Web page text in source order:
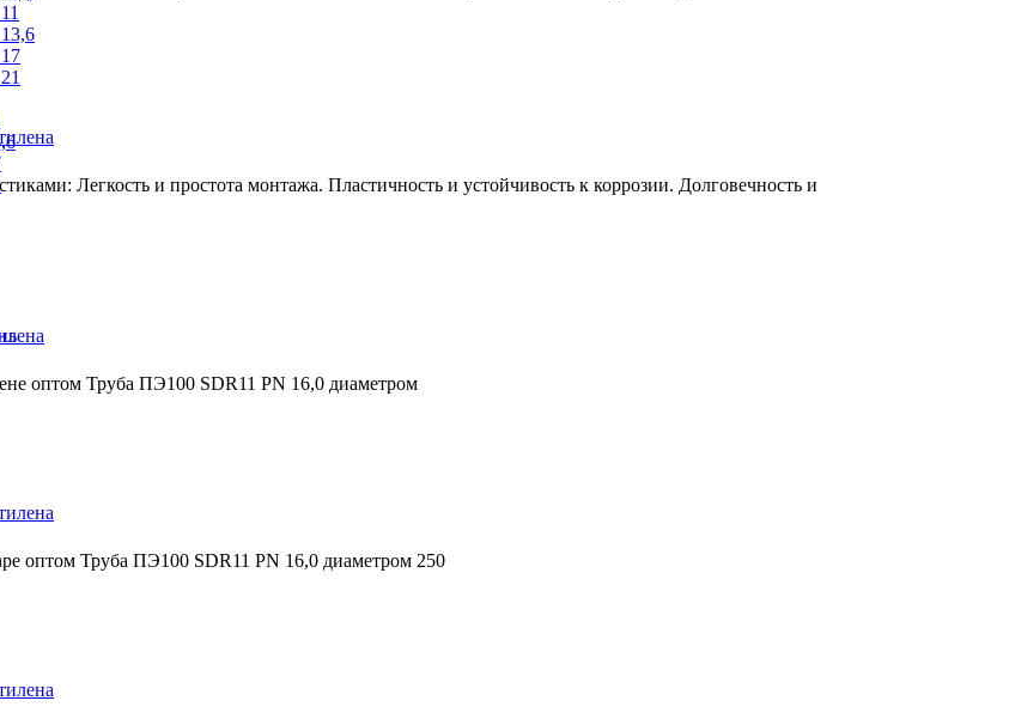
Легкость и простота монтажа. Пластичность и устойчивость к коррозии. Долговечность и
оптом Труба ПЭ100 SDR11 PN 16,0 диаметром
оптом Труба ПЭ100 SDR11 PN 16,0 диаметром 250